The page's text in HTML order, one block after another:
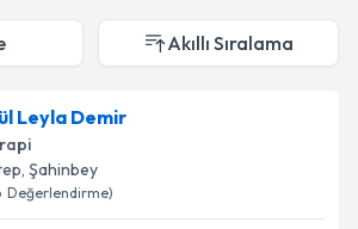
Akıllı Sıralama
Leyla Demir
, Şahinbey
Değerlendirme)